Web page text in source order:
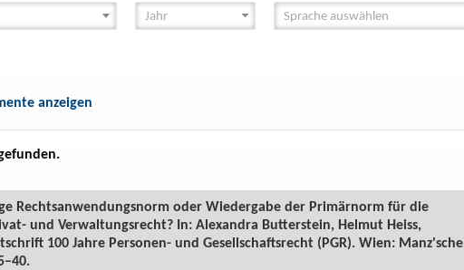
anzeigen
Rechtsanwendungsnorm oder Wiedergabe der Primärnorm für die
und Verwaltungsrecht? In: Alexandra Butterstein, Helmut Heiss,
100 Jahre Personen- und Gesellschaftsrecht (PGR). Wien: Manz'sche